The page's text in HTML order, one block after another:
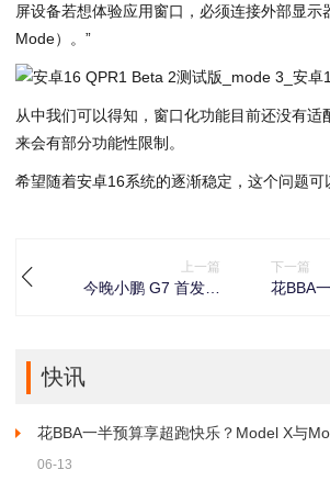
屏设备若想体验应用窗口，必须连接外部显示
Mode）。”
从中我们可以得知，窗口化功能目前还没有适
来会有部分功能性限制。
希望随着安卓16系统的逐渐稳定，这个问题可
上一篇
今晚小鹏 G7 首发亮
下一篇
花BBA
快讯
花BBA一半预算享超跑快乐？Model X与
06-13